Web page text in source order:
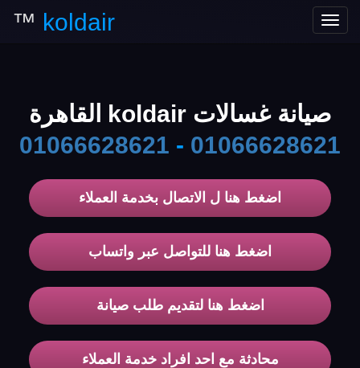
Toggle
koldair
™
صيانة غسالات koldair القاهرة
01066628621
-
01066628621
اضغط هنا ل الاتصال بخدمة العملاء
اضغط هنا للتواصل عبر واتساب
اضغط هنا لتقديم طلب صيانة
محادثة مع احد افراد خدمة العملاء